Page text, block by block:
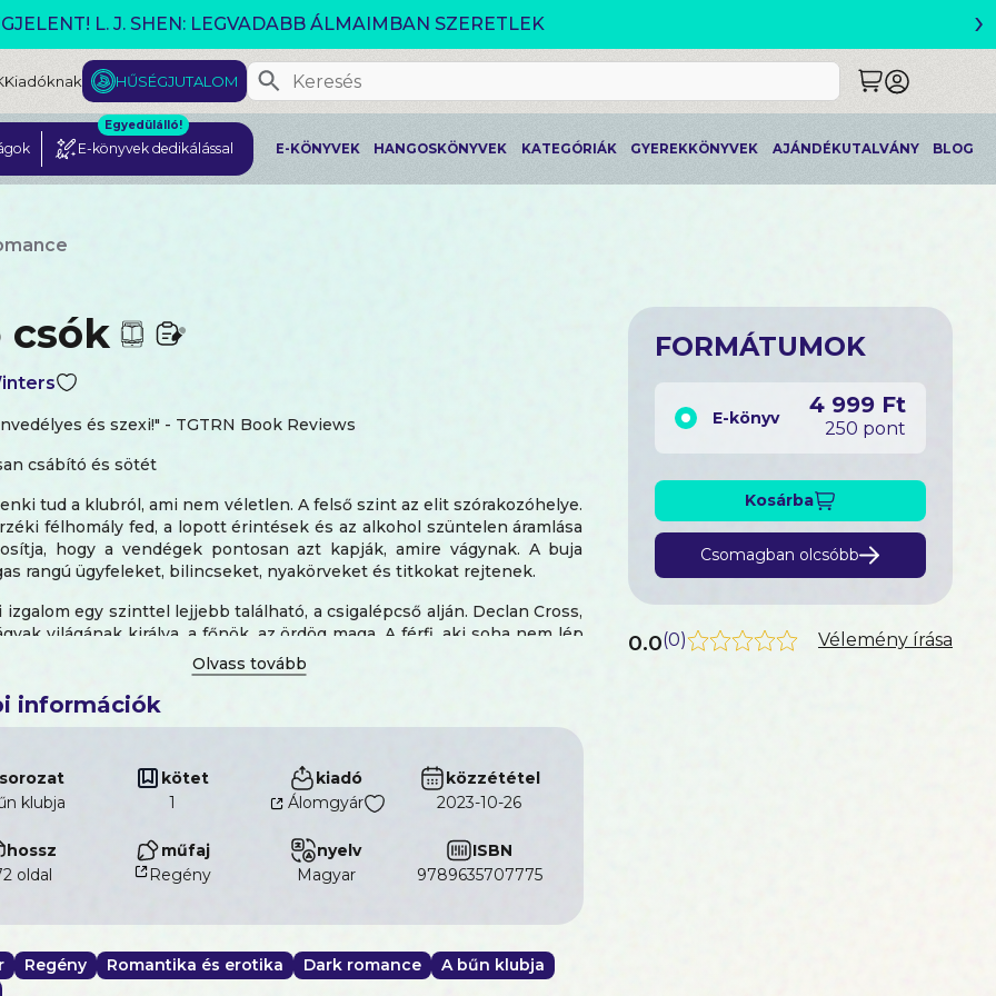
L. J. SHEN: LEGVADABB ÁLMAIMBAN SZERETLEK ›
Kiadóknak HŰSÉGJUTALOM
E-könyvek dedikálással
Egyedülálló!
E-KÖNYVEK HANGOSKÖNYVEK KATEGÓRIÁK GYEREKKÖNYVEK AJÁNDÉKUTALVÁNY BLOG
csók
és szexi!" - TGTRN Book Reviews
csábító és sötét
tud a klubról, ami nem véletlen. A felső szint az elit szórakozóhelye.
félhomály fed, a lopott érintések és az alkohol szüntelen áramlása
hogy a vendégek pontosan azt kapják, amire vágynak. A buja
rangú ügyfeleket, bilincseket, nyakörveket és titkokat rejtenek.
izgalom egy szinttel lejjebb található, a csigalépcső alján. Declan Cross,
világának királya, a főnök, az ördög maga. A férfi, aki soha nem lép
ezelőtt még ismertem, de azóta minden megváltozott.
ajánlatot tesz nekem. Olyat, ami a vágyaim legbenső bugyrait érinti
, a USA Today és a Wall Street Journal bestsellerszerzője ezúttal
után vágyakozóknak készült.
a rabjává tett!" - Reading in the Red Room
és mindvégig izgalmas." - Top Shelf Romance
nemcsak forró jelenetekkel, hanem nagyszerű történettel is
- Brittany's Book Blog
információk
sorozat
klubja
kötet
1
kiadó
Álomgyár
közzététel
2023-10-26
hossz
oldal
műfaj
Regény
nyelv
magyar
ISBN
9789635707775
Regény Romantika és erotika Dark romance
A bűn klubja
FORMÁTUMOK
E-könyv 4 999 Ft
250 pont
Kosárba
Csomagban olcsóbb
0.0(0) Vélemény írása